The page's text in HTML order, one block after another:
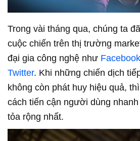
Trong vài tháng qua, chúng ta
cuộc chiến trên thị trường
đại gia công nghệ như Facebook
Twitter. Khi những chiến dịch
không còn phát huy hiệu quả,
cách tiến cận người dùng
tỏa rộng nhất.